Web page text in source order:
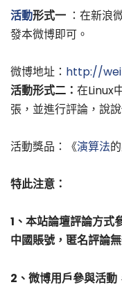
活動形式一 ：在新浪
發本微博即可。
微博地址： http://
活動形式二： 在Linux
張，並進行評論，說
活動獎品：《演算法
特此注意：
1、本站論壇評論方
中國賬號，匿名評論
2、微博用戶參與活